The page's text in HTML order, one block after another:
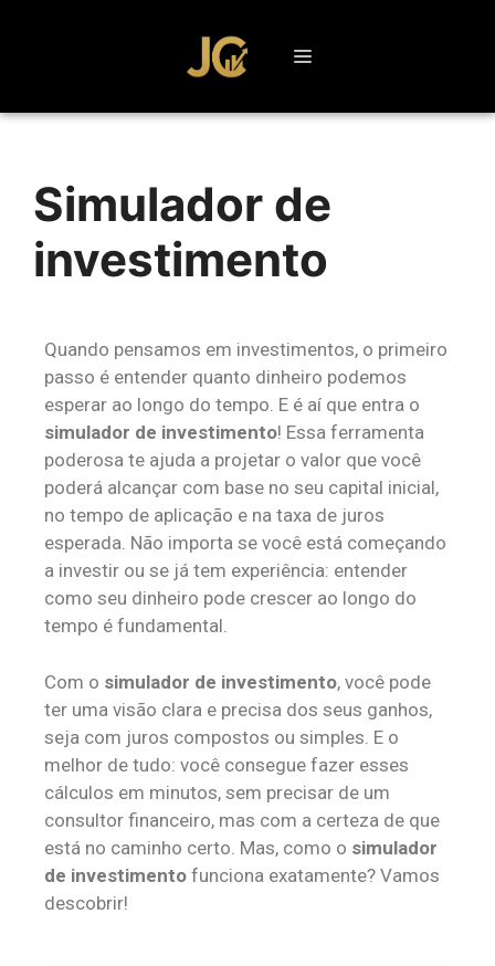
Simulador de
investimento
Quando pensamos em investimentos, o primeiro
passo é entender quanto dinheiro podemos
esperar ao longo do tempo. E é aí que entra o
simulador de investimento! Essa ferramenta
poderosa te ajuda a projetar o valor que você
poderá alcançar com base no seu capital inicial,
no tempo de aplicação e na taxa de juros
esperada. Não importa se você está começando
a investir ou se já tem experiência: entender
como seu dinheiro pode crescer ao longo do
tempo é fundamental.
Com o simulador de investimento, você pode
ter uma visão clara e precisa dos seus ganhos,
seja com juros compostos ou simples. E o
melhor de tudo: você consegue fazer esses
cálculos em minutos, sem precisar de um
consultor financeiro, mas com a certeza de que
está no caminho certo. Mas, como o simulador
de investimento funciona exatamente? Vamos
descobrir!